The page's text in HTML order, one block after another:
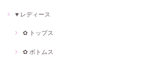
♥ レディース
✿ トップス
✿ ボトムス